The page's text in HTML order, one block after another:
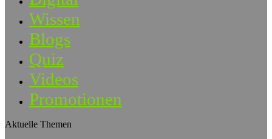
Wissen
Blogs
Quiz
Videos
Promotionen
Aktuelle Themen